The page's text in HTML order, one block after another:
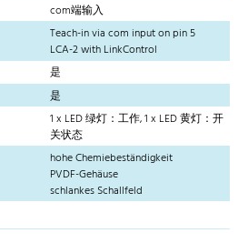
com端输入
Teach-in via com input on pin 5
LCA-2 with LinkControl
是
是
1 x LED 绿灯：工作, 1 x LED 黄灯：开
关状态
hohe Chemiebeständigkeit
PVDF-Gehäuse
schlankes Schallfeld